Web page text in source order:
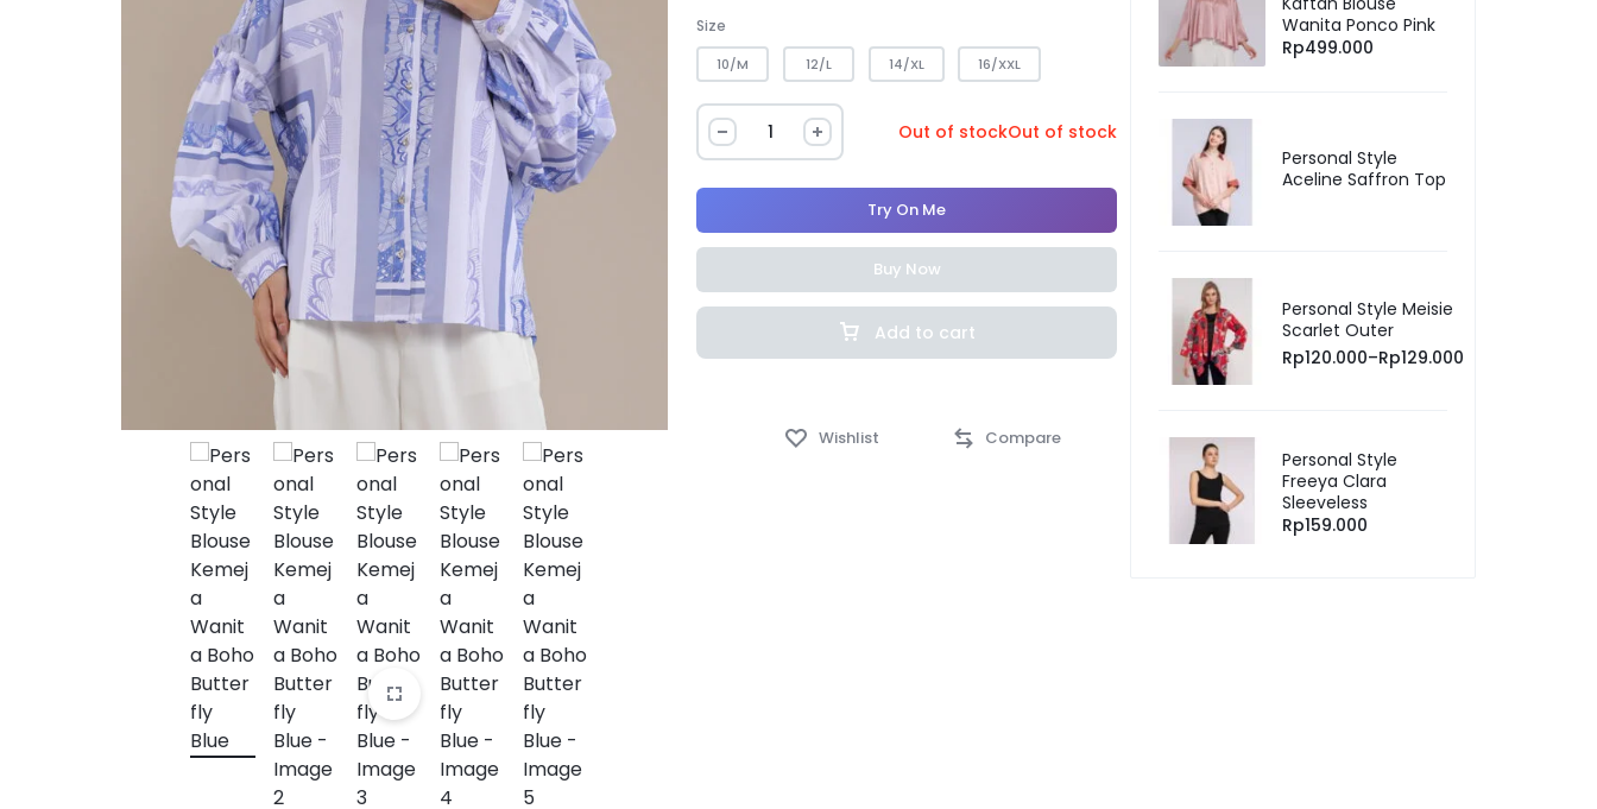
Size
10/M 12/L 14/XL 16/XXL
Out of stockOut of stock
Add to cart
Try On Me
Buy Now
Compare
Wishlist
Wanita Ponco Pink
Rp499.000
Personal Style
Aceline Saffron Top
Personal Style Meisie
Scarlet Outer
Rp120.000–Rp129.000
Personal Style
Freeya Clara
Sleeveless
Rp159.000